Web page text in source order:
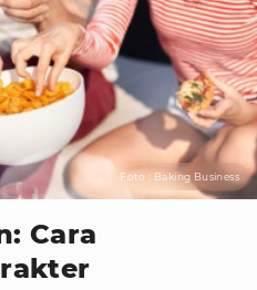
Foto : Baking Business
Cara